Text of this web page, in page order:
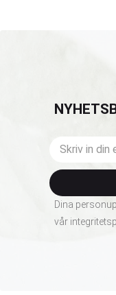
Dina
vår